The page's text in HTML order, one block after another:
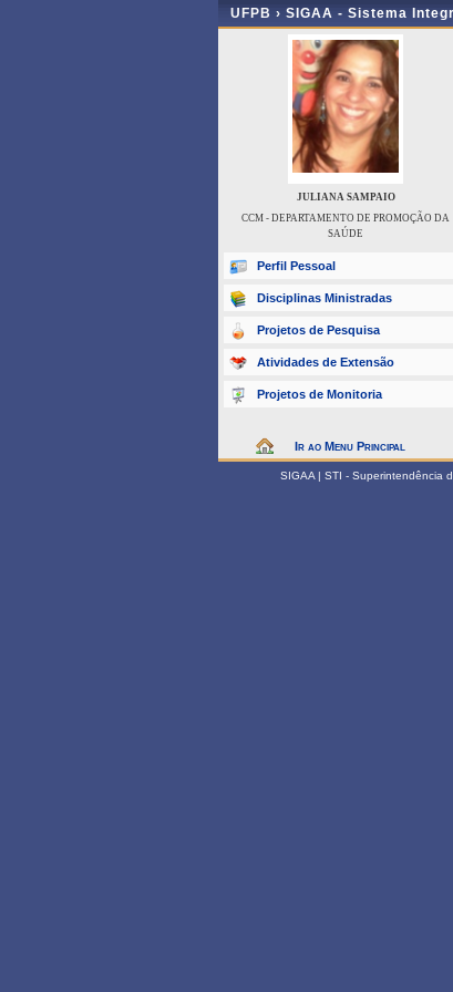
UFPB › SIGAA - Sistema
JULIANA SAMPAIO
CCM - DEPARTAMENTO DE PROMOÇÃO DA
SAÚDE
Perfil Pessoal
Disciplinas Ministradas
Projetos de Pesquisa
Atividades de Extensão
Projetos de Monitoria
Ir ao Menu Principal
SIGAA | STI - Superintendência